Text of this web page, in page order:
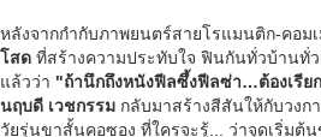
หลังจากกำกับภาพยนตร์สายโรแมนติก-คอม
โสด ที่สร้างความประทับใจ ฟินกันทั่วบ้านทั่
แล้วว่า "ถ้านึกถึงหนังฟีลซึ้งฟีลซ่า…ต้องเรีย
นฤบดี เวชกรรม กลับมาสร้างสีสันให้กับวงก
วัยรุ่นขาสั้นคอซอง ที่ใครจะรู้... ว่าจุดเริ่มต้